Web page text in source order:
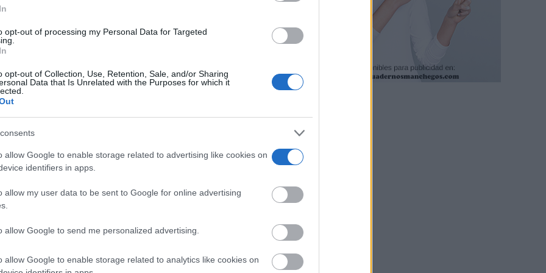
opt-out of processing my Personal Data for Targeted
opt-out of Collection, Use, Retention, Sale, and/or Sharing
Data that Is Unrelated with the Purposes for which it
allow Google to enable storage related to advertising like cookies on
identifiers in apps.
allow my user data to be sent to Google for online advertising
allow Google to send me personalized advertising.
allow Google to enable storage related to analytics like cookies on
derivado de la mejora...
de Villarrubia de los Ojos (Ciudad Real) ha marcado un hito en
energética de las instalaciones municipales, convirtiéndose en un...
de los Ojos se prepara para vivir
Semana Santa 2026, Fiesta de
Turístico Regional en Castilla-La
de los Ojos (Ciudad Real) se prepara para la llegada de los días
DO La Mancha será
de Honor 2026 de la cooperativa El
de Villarrubia de los Ojos